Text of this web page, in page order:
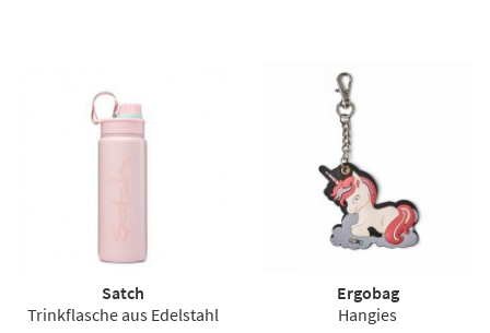
Satch
Trinkflasche aus Edelstahl
Ergobag
Hangies